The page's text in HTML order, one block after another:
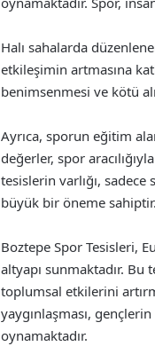
Halı sahalarda
etkileşimin artmasına
benimsenmesi ve kötü
Ayrıca, sporun eğitim
değerler, spor
tesislerin varlığı,
büyük bir öneme sahiptir.
Boztepe Spor Tesisleri,
altyapı sunmaktadır.
toplumsal etkilerini
yaygınlaşması,
oynamaktadır.